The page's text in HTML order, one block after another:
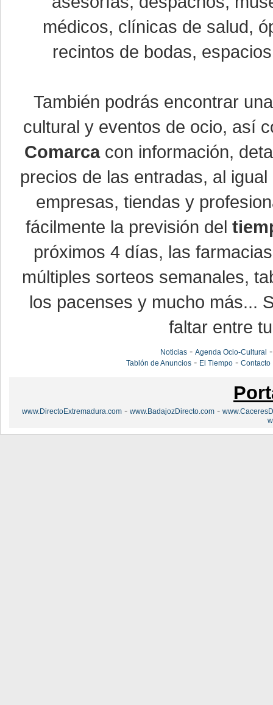
médicos, clínicas de salud,
recintos de bodas,
También podrás encontrar
cultural y eventos de ocio, así
Comarcacon información,
precios de las entradas, al
empresas, tiendas y
fácilmente la previsión del
próximos 4 días, las
múltiples sorteos semanales,
los pacenses y mucho más...
faltar entre
Noticias -Agenda Ocio-Cultural
Tablón de Anuncios - El Tiempo -Contacto
www.DirectoExtremadura.com - www.BadajozDirecto.com -